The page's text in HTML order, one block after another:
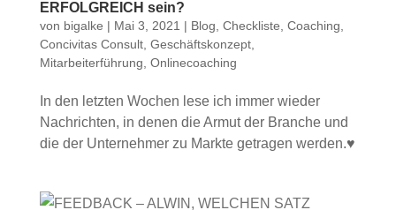
ERFOLGREICH sein?
von bigalke | Mai 3, 2021 | Blog Checkliste Coaching
Concivitas Consult, Geschäftskonzept,
Mitarbeiterführung Onlinecoaching
In den letzten Wochen lese ich immer wieder
Nachrichten, in denen die Armut der Branche und
die der Unternehmer zu Markte getragen werden.♥